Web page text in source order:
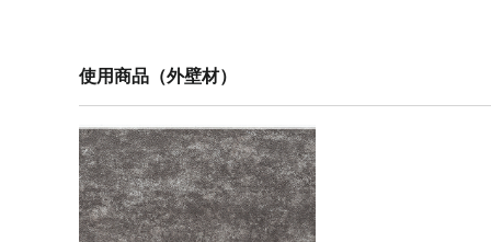
使用商品（外壁材）